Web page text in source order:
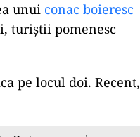
unui conac boieresc
turiștii pomenesc
pe locul doi. Recent,